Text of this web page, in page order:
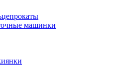
машинки